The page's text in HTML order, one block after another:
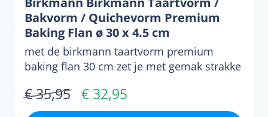
Bakvorm / Quichevorm Premium
Baking Flan ø 30 x 4.5 cm
met de birkmann taartvorm premium
baking flan 30 cm zet je met gemak strakke
€ 35,95 € 32,95